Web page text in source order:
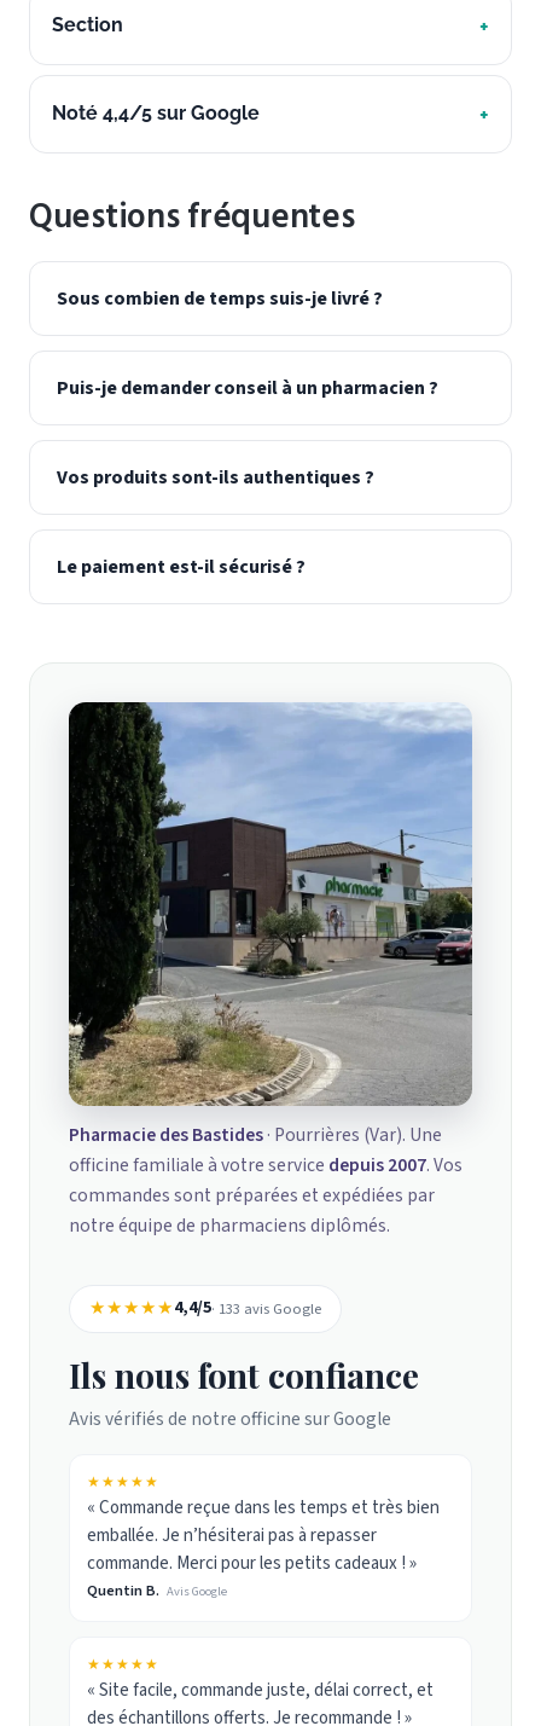
Section
Noté 4,4/5 sur Google
Questions fréquentes
Sous combien de temps suis-je livré ?
Puis-je demander conseil à un pharmacien ?
Vos produits sont-ils authentiques ?
Le paiement est-il sécurisé ?
Pharmacie des Bastides· Pourrières (Var). Une
officine familiale à votre service depuis 2007. Vos
commandes sont préparées et expédiées par
notre équipe de pharmaciens diplômés.
★★★★★4,4/5· 133 avis Google
Ils nous font confiance
Avis vérifiés de notre officine sur Google
★★★★★
« Commande reçue dans les temps et très bien
emballée. Je n’hésiterai pas à repasser
commande. Merci pour les petits cadeaux ! »
Quentin B. Avis Google
★★★★★
« Site facile, commande juste, délai correct, et
des échantillons offerts. Je recommande ! »